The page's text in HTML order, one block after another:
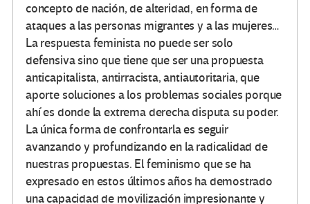
concepto de nación, de alteridad, en forma de
ataques a las personas migrantes y a las mujeres…
La respuesta feminista no puede ser solo
defensiva sino que tiene que ser una propuesta
anticapitalista, antirracista, antiautoritaria, que
aporte soluciones a los problemas sociales porque
ahí es donde la extrema derecha disputa su poder.
La única forma de confrontarla es seguir
avanzando y profundizando en la radicalidad de
nuestras propuestas. El feminismo que se ha
expresado en estos últimos años ha demostrado
una capacidad de movilización impresionante y